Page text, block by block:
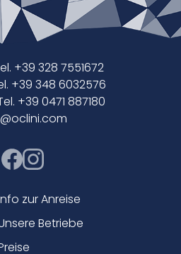
+39 328 7551672
+39 348 6032576
+39 0471 887180
zur Anreise
Betriebe